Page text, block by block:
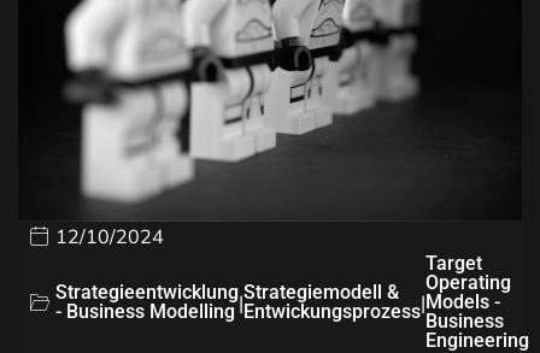
12/10/2024
Strategieentwicklung
- Business Modelling |Strategiemodell &
Entwickungsprozess|
Target
Operating
Models -
Business
Engineering